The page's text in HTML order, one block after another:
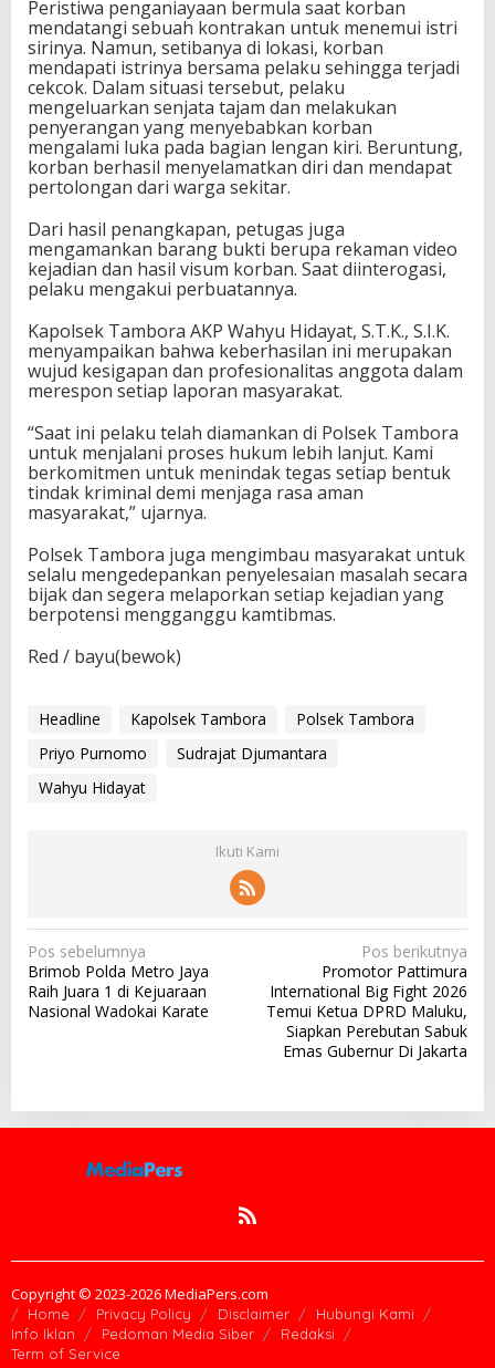
Peristiwa penganiayaan bermula saat korban
mendatangi sebuah kontrakan untuk menemui istri
sirinya. Namun, setibanya di lokasi, korban
mendapati istrinya bersama pelaku sehingga terjadi
cekcok. Dalam situasi tersebut, pelaku
mengeluarkan senjata tajam dan melakukan
penyerangan yang menyebabkan korban
mengalami luka pada bagian lengan kiri. Beruntung,
korban berhasil menyelamatkan diri dan mendapat
pertolongan dari warga sekitar.
Dari hasil penangkapan, petugas juga
mengamankan barang bukti berupa rekaman video
kejadian dan hasil visum korban. Saat diinterogasi,
pelaku mengakui perbuatannya.
Kapolsek Tambora AKP Wahyu Hidayat, S.T.K., S.I.K.
menyampaikan bahwa keberhasilan ini merupakan
wujud kesigapan dan profesionalitas anggota dalam
merespon setiap laporan masyarakat.
“Saat ini pelaku telah diamankan di Polsek Tambora
untuk menjalani proses hukum lebih lanjut. Kami
berkomitmen untuk menindak tegas setiap bentuk
tindak kriminal demi menjaga rasa aman
masyarakat,” ujarnya.
Polsek Tambora juga mengimbau masyarakat untuk
selalu mengedepankan penyelesaian masalah secara
bijak dan segera melaporkan setiap kejadian yang
berpotensi mengganggu kamtibmas.
Red / bayu(bewok)
Headline Kapolsek Tambora
Polsek Tambora
Priyo Purnomo
Sudrajat Djumantara
Wahyu Hidayat
Ikuti Kami
N
a
v
a
s
s
Pos sebelumnya
Brimob Polda Metro Jaya
Raih Juara 1 di Kejuaraan
Nasional Wadokai Karate
Pos berikutnya
Promotor Pattimura
International Big Fight 2026
Temui Ketua DPRD Maluku,
Siapkan Perebutan Sabuk
Emas Gubernur Di Jakarta
Copyright © 2023-2026 MediaPers.com
Home Privacy Policy Disclaimer
Hubungi Kami
Info Iklan
Pedoman Media Siber
Redaksi
Term of Service